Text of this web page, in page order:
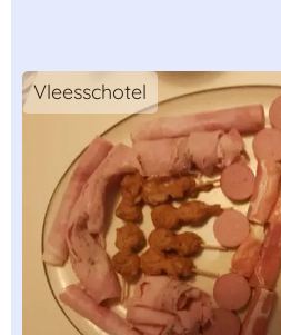
Vleesschotel